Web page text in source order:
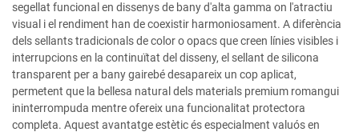
segellat funcional en dissenys de bany d'alta gamma on l'atractiu
visual i el rendiment han de coexistir harmoniosament. A diferència
dels sellants tradicionals de color o opacs que creen línies visibles i
interrupcions en la continuïtat del disseny, el sellant de silicona
transparent per a bany gairebé desapareix un cop aplicat,
permetent que la bellesa natural dels materials premium romangui
ininterrompuda mentre ofereix una funcionalitat protectora
completa. Aquest avantatge estètic és especialment valuós en